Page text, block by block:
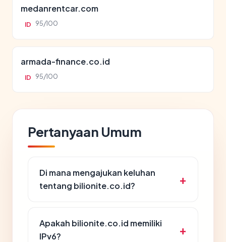
medanrentcar.com
ID 95/100
armada-finance.co.id
ID 95/100
Pertanyaan Umum
Di mana mengajukan keluhan
tentang bilionite.co.id?
Apakah bilionite.co.id memiliki
IPv6?